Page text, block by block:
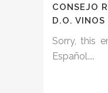
CONSEJO
D.O.
Sorry, this
Español....